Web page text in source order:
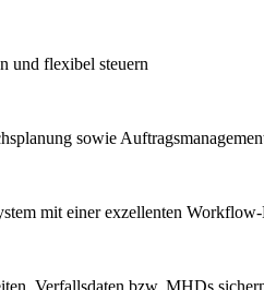
und flexibel steuern
sowie
mit einer exzellenten
Verfallsdaten bzw. MHDs